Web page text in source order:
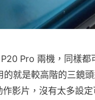
Pro 兩機，同樣
就是較高階的三鏡
影片，沒有太多設